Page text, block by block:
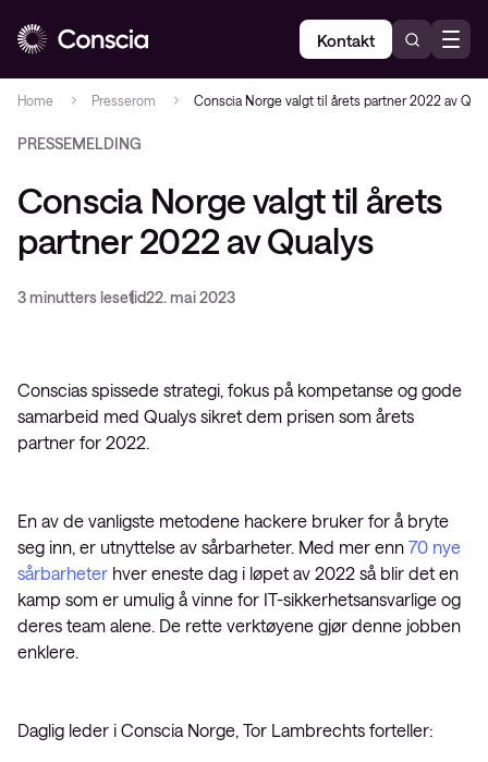
Kontakt
Home Presserom Conscia Norge valgt til årets partner 2022 av
PRESSEMELDING
Conscia Norge valgt til årets
partner 2022 av Qualys
3 minutters lesetid22. mai 2023
Conscias spissede strategi, fokus på kompetanse og gode
samarbeid med Qualys sikret dem prisen som årets
partner for 2022.
En av de vanligste metodene hackere bruker for å bryte
seg inn, er utnyttelse av sårbarheter. Med mer enn 70 nye
sårbarheter hver eneste dag i løpet av 2022 så blir det en
kamp som er umulig å vinne for IT-sikkerhetsansvarlige og
deres team alene. De rette verktøyene gjør denne jobben
enklere.
Daglig leder i Conscia Norge, Tor Lambrechts forteller: